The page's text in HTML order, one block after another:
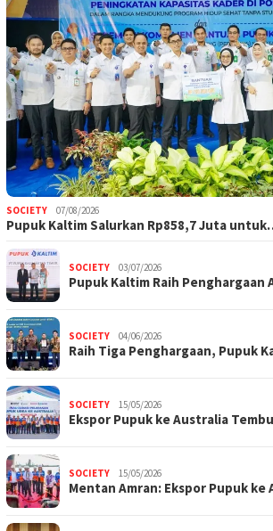
SOCIETY 07/08/2026
Pupuk Kaltim Salurkan Rp858,7 Juta
SOCIETY 03/07/2026
Pupuk Kaltim Raih Penghargaan
SOCIETY 04/06/2026
Raih Tiga Penghargaan, Pupuk
SOCIETY 15/05/2026
Ekspor Pupuk ke Australia
SOCIETY 15/05/2026
Mentan Amran: Ekspor Pupuk